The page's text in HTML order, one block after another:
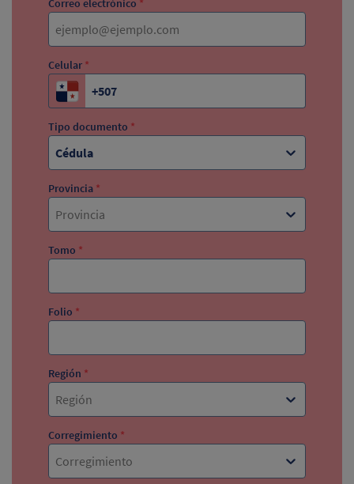
Correo electrónico *
Celular *
Tipo documento *
Cédula
Provincia *
Provincia
Tomo *
Folio *
Región *
Región
Corregimiento *
Corregimiento